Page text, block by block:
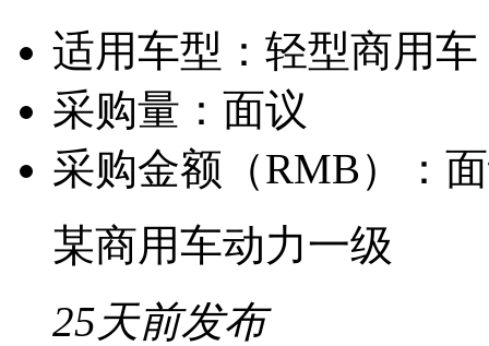
适用车型： 轻型商用
采购量： 面议
采购金额（RMB）：
某商用车动力一级
25天前发布